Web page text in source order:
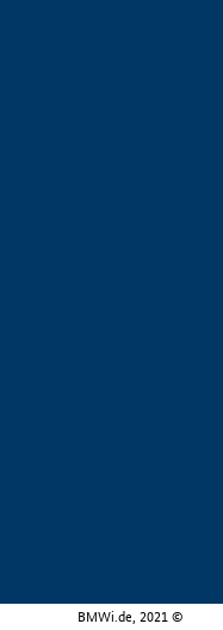
BMWi.de, 2021 ©